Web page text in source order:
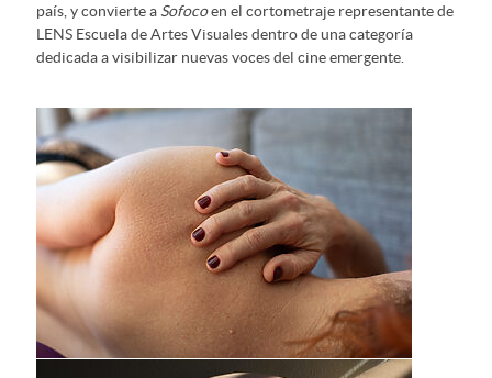
país, y convierte a Sofocoen el cortometraje representante de
LENS Escuela de Artes Visuales dentro de una categoría
dedicada a visibilizar nuevas voces del cine emergente.